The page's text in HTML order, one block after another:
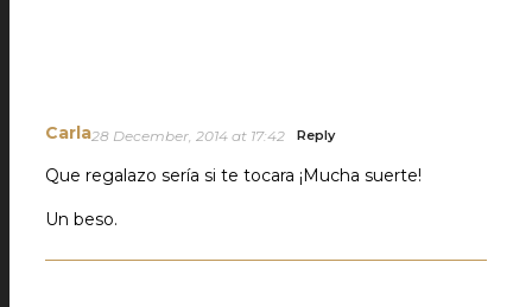
Carla28 December, 2014 at 17:42 Reply
Que regalazo sería si te tocara ¡Mucha suerte!
Un beso.